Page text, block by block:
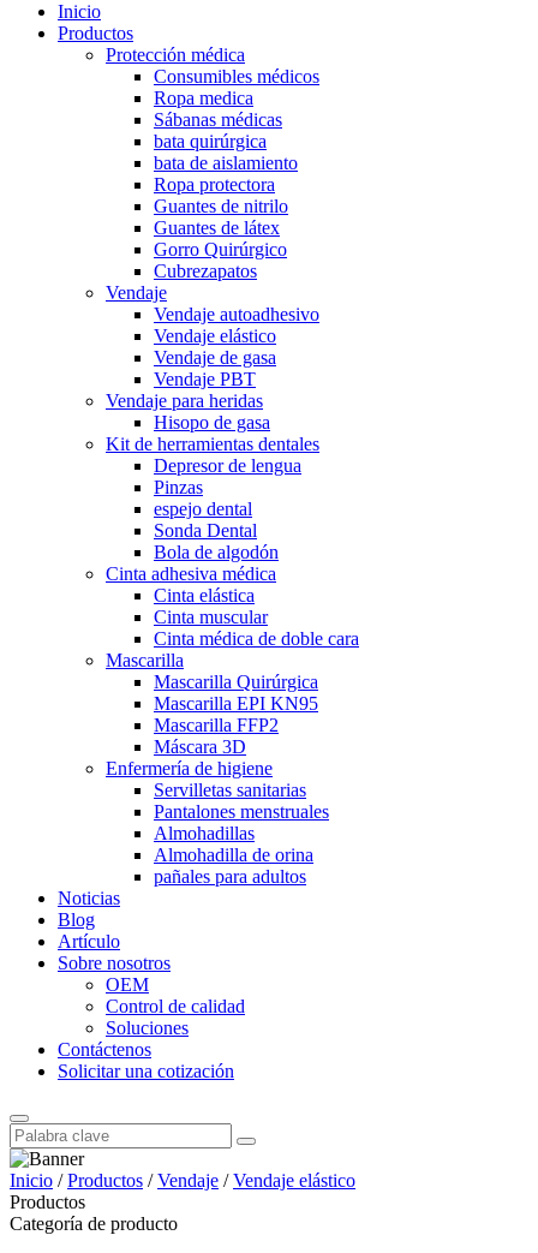
Inicio
Productos
Protección médica
Consumibles médicos
Ropa medica
Sábanas médicas
bata quirúrgica
bata de aislamiento
Ropa protectora
Guantes de nitrilo
Guantes de látex
Gorro Quirúrgico
Cubrezapatos
Vendaje
Vendaje autoadhesivo
Vendaje elástico
Vendaje de gasa
Vendaje PBT
Vendaje para heridas
Hisopo de gasa
Kit de herramientas dentales
Depresor de lengua
Pinzas
espejo dental
Sonda Dental
Bola de algodón
Cinta adhesiva médica
Cinta elástica
Cinta muscular
Cinta médica de doble cara
Mascarilla
Mascarilla Quirúrgica
Mascarilla EPI KN95
Mascarilla FFP2
Máscara 3D
Enfermería de higiene
Servilletas sanitarias
Pantalones menstruales
Almohadillas
Almohadilla de orina
pañales para adultos
Noticias
Blog
Artículo
Sobre nosotros
OEM
Control de calidad
Soluciones
Contáctenos
Solicitar una cotización
Inicio /Productos /Vendaje /Vendaje elástico
Productos
Categoría de producto